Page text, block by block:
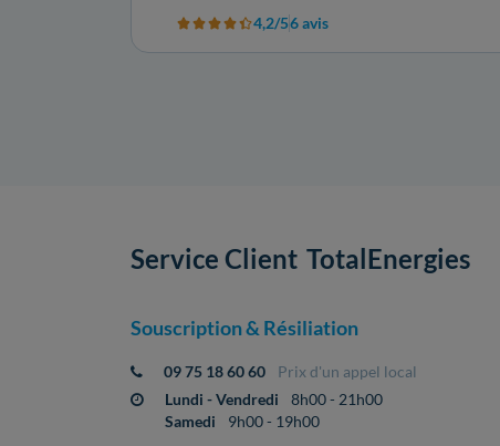
4,2/56 avis
TotalEnergies
Service Client
Souscription & Résiliation
09 75 18 60 60
Prix d'un appel local
Lundi - Vendredi
8h00 - 21h00
Samedi
9h00 - 19h00